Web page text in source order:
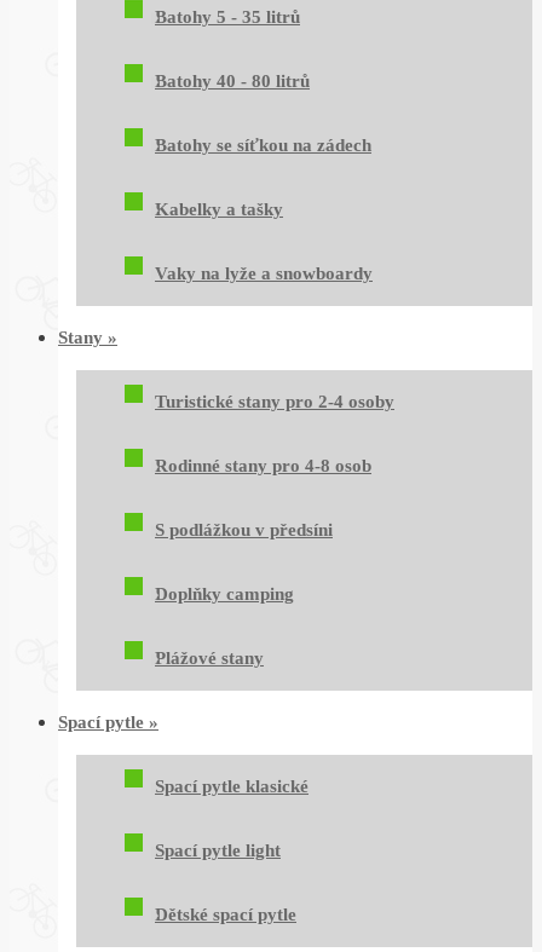
Batohy 5 - 35 litrů
Batohy 40 - 80 litrů
Batohy se síťkou na zádech
Kabelky a tašky
Vaky na lyže a snowboardy
Stany »
Turistické stany pro 2-4 osoby
Rodinné stany pro 4-8 osob
S podlážkou v předsíni
Doplňky camping
Plážové stany
Spací pytle »
Spací pytle klasické
Spací pytle light
Dětské spací pytle